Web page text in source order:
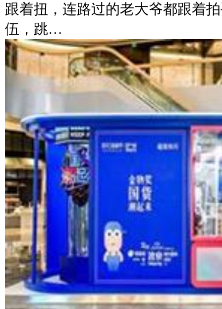
跟着扭，连路过的老大爷都跟着
伍，跳…